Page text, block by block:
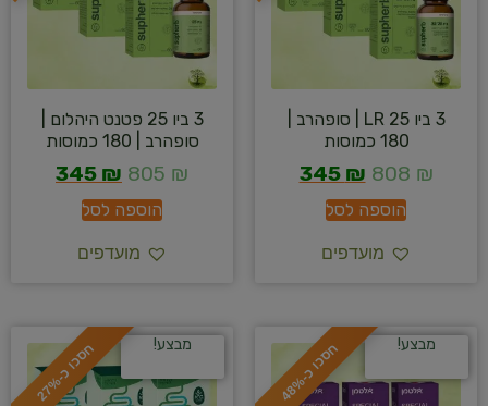
3 ביו 25 LR | סופהרב |
180 כמוסות
808 ₪
345 ₪
הוספה לסל
מועדפים
3 ביו 25 פטנט היהלום |
סופהרב | 180 כמוסות
805 ₪
345 ₪
הוספה לסל
מועדפים
ח
ס
כ
ו
כ
-
4
8
% מבצע! ח
ס
כ
ו
כ
-
2
7
% מבצע!